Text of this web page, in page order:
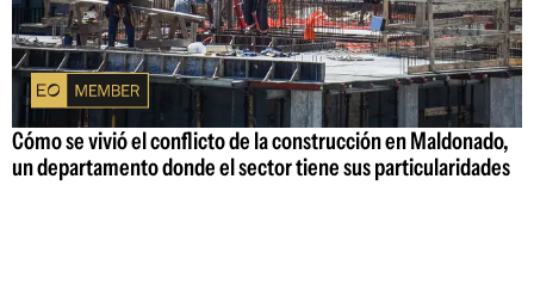
Cómo se vivió el conflicto de la construcción en Maldonado,
un departamento donde el sector tiene sus particularidades